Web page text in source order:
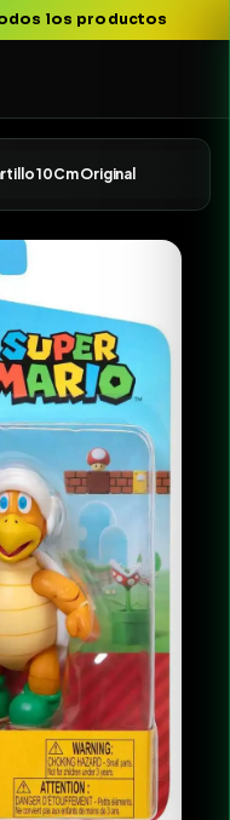
los productos
10Cm Original